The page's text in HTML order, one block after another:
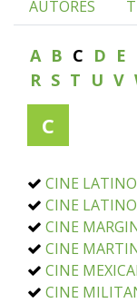
AUTORES
A B C D E
R S T U V
C
CINE
CINE
CINE
CINE
CINE
CINE